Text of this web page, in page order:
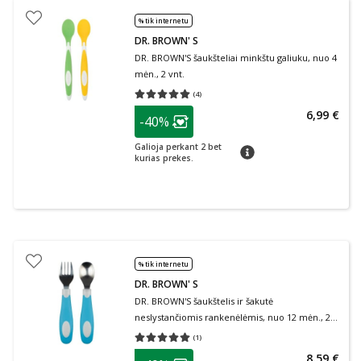
% tik internetu
DR. BROWN' S
DR. BROWN'S šaukšteliai minkštu galiuku, nuo 4
mėn., 2 vnt.
(4)
Vidutinis įvertinimas 5.00
patarimas
Lojalumo klubo narių nuolaida
-40%
Galioja perkant 2 bet
kurias prekes.
patarimas
6,99 €
% tik internetu
DR. BROWN' S
DR. BROWN'S šaukštelis ir šakutė
neslystančiomis rankenėlėmis, nuo 12 mėn., 2
vnt.
(1)
Vidutinis įvertinimas 5.00
patarimas